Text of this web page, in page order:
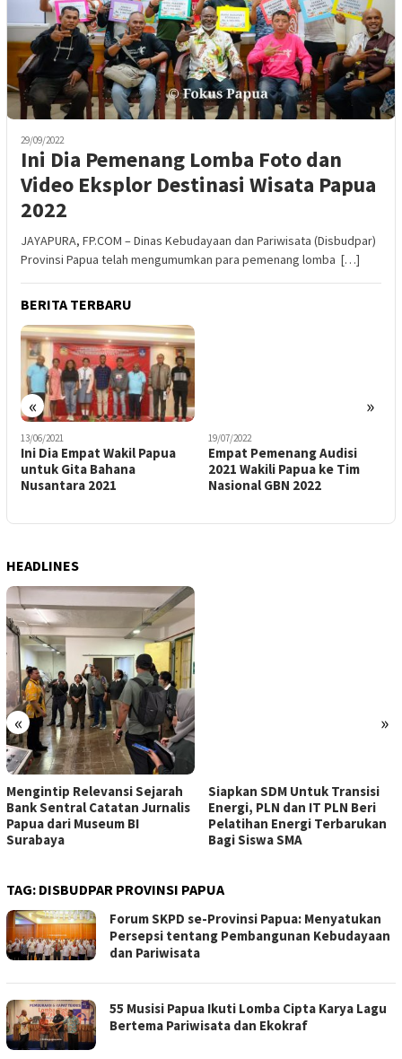
29/09/2022
Ini Dia Pemenang Lomba Foto dan
Video Eksplor Destinasi Wisata Papua
2022
JAYAPURA, FP.COM – Dinas Kebudayaan dan Pariwisata (Disbudpar)
Provinsi Papua telah mengumumkan para pemenang lomba […]
BERITA TERBARU
« »
13/06/2021
Ini Dia Empat Wakil Papua
untuk Gita Bahana
Nusantara 2021
19/07/2022
Empat Pemenang Audisi
2021 Wakili Papua ke Tim
Nasional GBN 2022
HEADLINES
« »
Mengintip Relevansi Sejarah
Bank Sentral Catatan Jurnalis
Papua dari Museum BI
Surabaya
Siapkan SDM Untuk Transisi
Energi, PLN dan IT PLN Beri
Pelatihan Energi Terbarukan
Bagi Siswa SMA
TAG: DISBUDPAR PROVINSI PAPUA
Forum SKPD se-Provinsi Papua: Menyatukan
Persepsi tentang Pembangunan Kebudayaan
dan Pariwisata
55 Musisi Papua Ikuti Lomba Cipta Karya Lagu
Bertema Pariwisata dan Ekokraf